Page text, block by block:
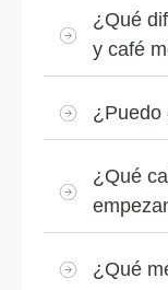
¿Qué
y café
¿Puedo
¿Qué
¿Qué